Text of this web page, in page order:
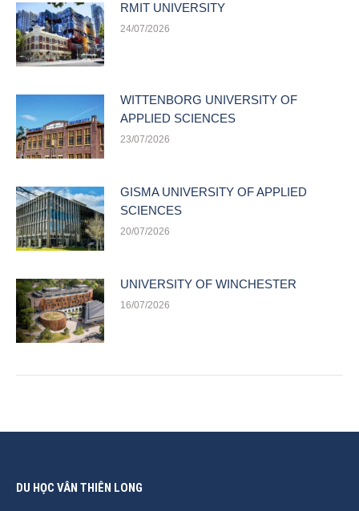
RMIT UNIVERSITY
24/07/2026
WITTENBORG UNIVERSITY OF
APPLIED SCIENCES
23/07/2026
GISMA UNIVERSITY OF APPLIED
SCIENCES
20/07/2026
UNIVERSITY OF WINCHESTER
16/07/2026
DU HỌC VÂN THIÊN LONG